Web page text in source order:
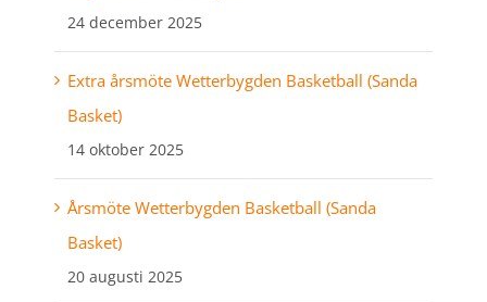
24 december 2025
Extra årsmöte Wetterbygden Basketball (Sanda
Basket)
14 oktober 2025
Årsmöte Wetterbygden Basketball (Sanda
Basket)
20 augusti 2025